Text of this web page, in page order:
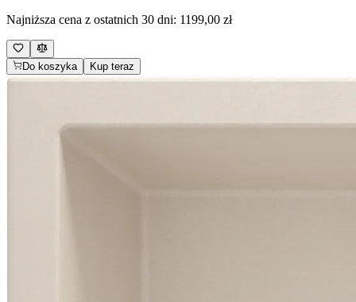
Najniższa cena z ostatnich 30 dni: 1199,00 zł
Do koszyka Kup teraz